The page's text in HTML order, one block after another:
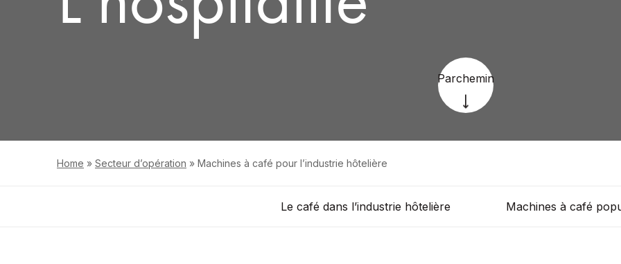
Home » Secteur d’opération » Machines à café pour l’industrie hôtelière
Parchemin
Le café dans l’industrie hôtelière Machines à café